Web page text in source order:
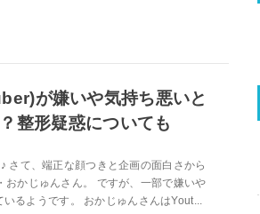
が嫌いや気持ち悪いと
整形疑惑についても
さて、端正な顔つきと企画の面白さから
おかじゅんさん。 ですが、一部で嫌いや
るようです。 おかじゅんさんはYout...